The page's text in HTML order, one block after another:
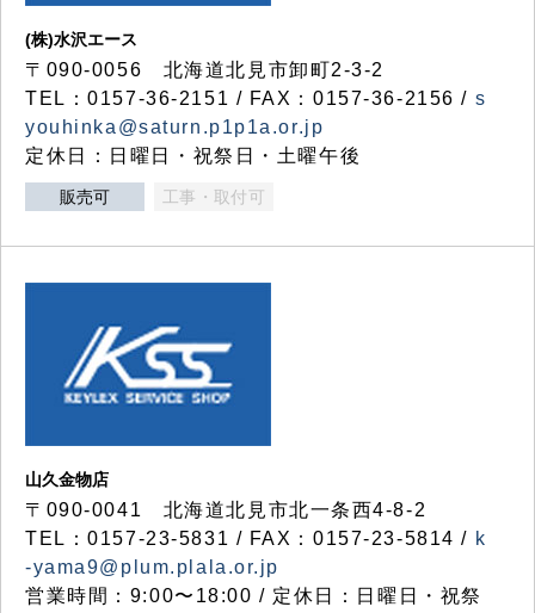
(株)水沢エース
〒090-0056 北海道北見市卸町2-3-2
TEL：0157-36-2151 / FAX：0157-36-2156 / s
youhinka@saturn.p1p1a.or.jp
定休日：日曜日・祝祭日・土曜午後
販売可 工事・取付可
山久金物店
〒090-0041 北海道北見市北一条西4-8-2
TEL：0157-23-5831 / FAX：0157-23-5814 / k
-yama9@plum.plala.or.jp
営業時間：9:00〜18:00 / 定休日：日曜日・祝祭